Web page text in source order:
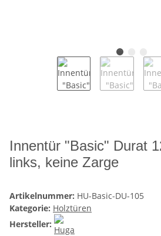
Innentür "Basic" Durat
links, keine Zarge
Artikelnummer: HU-Basic-DU-105
Kategorie: Holztüren
Hersteller: